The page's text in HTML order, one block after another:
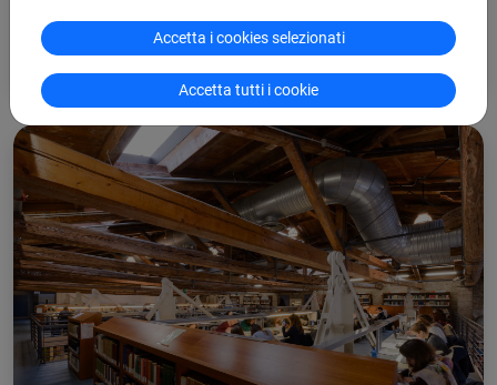
learningAccetta i cookies selezionati
Accetta tutti i cookie